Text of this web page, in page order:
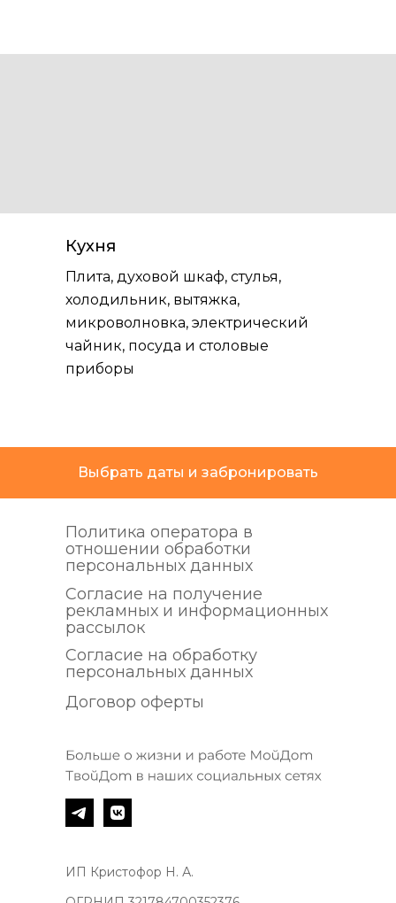
Кухня
Плита, духовой шкаф, стулья,
холодильник, вытяжка,
микроволновка, электрический
чайник, посуда и столовые
приборы
Выбрать даты и забронировать
Политика оператора в
отношении обработки
персональных данных
Согласие на получение
рекламных и информационных
рассылок
Согласие на обработку
персональных данных
Договор оферты
ИП Кристофор Н. А.